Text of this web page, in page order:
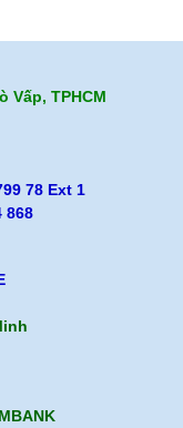
Vấp, TPHCM
78 Ext 1
868